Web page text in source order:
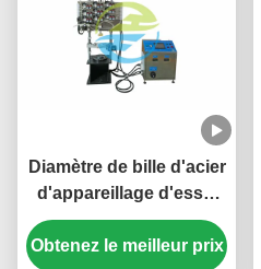
Diamètre de bille d'acier
d'appareillage d'essai
de longévité de marteau
électrique du CEI 60745-
Obtenez le meilleur prix